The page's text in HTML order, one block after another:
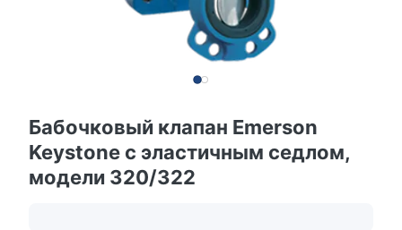
Бабочковый клапан Emerson
Keystone с эластичным седлом,
модели 320/322